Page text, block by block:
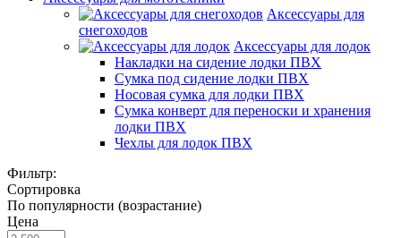
Аксессуары для
снегоходов
Аксессуары для лодок
Накладки на сидение лодки ПВХ
Сумка под сидение лодки ПВХ
Носовая сумка для лодки ПВХ
Сумка конверт для переноски и хранения
лодки ПВХ
Чехлы для лодок ПВХ
Фильтр:
Сортировка
По популярности (возрастание)
Цена